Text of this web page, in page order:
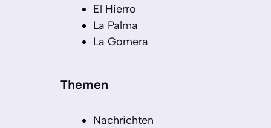
El Hierro
La Palma
La Gomera
Themen
Nachrichten